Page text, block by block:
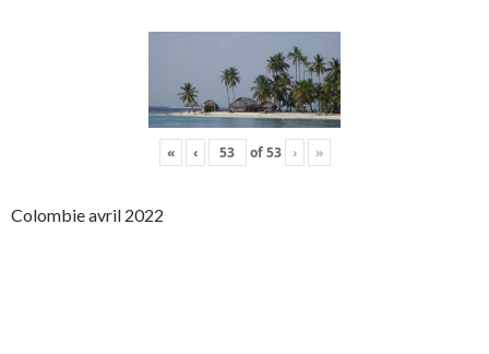
« ‹ of53 › »
Colombie avril 2022